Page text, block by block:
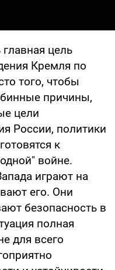
цель
Кремля по
того, чтобы
причины,
цели
России, политики
к
войне.
играют на
его. Они
безопасность в
полная
для всего